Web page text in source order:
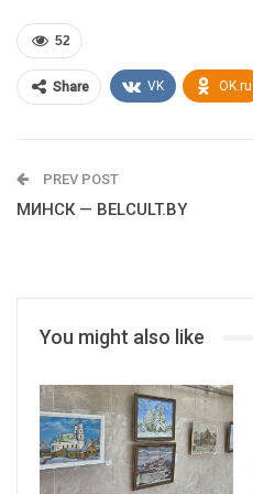
52
Share VK OK.ru
PREV POST
МИНСК — BELCULT.BY
You might also like